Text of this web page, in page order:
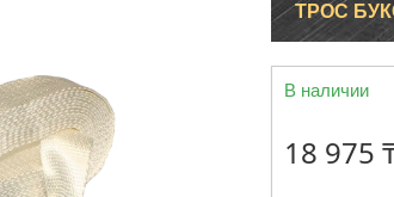
ТРОС
В наличии
18 975